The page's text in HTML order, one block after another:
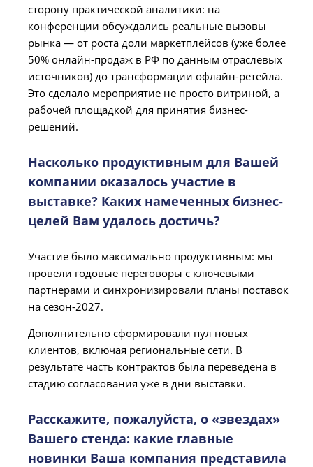
сторону практической аналитики: на
конференции обсуждались реальные вызовы
рынка — от роста доли маркетплейсов (уже более
50% онлайн-продаж в РФ по данным отраслевых
источников) до трансформации офлайн-ретейла.
Это сделало мероприятие не просто витриной, а
рабочей площадкой для принятия бизнес-
решений.
Насколько продуктивным для Вашей
компании оказалось участие в
выставке? Каких намеченных бизнес-
целей Вам удалось достичь?
Участие было максимально продуктивным: мы
провели годовые переговоры с ключевыми
партнерами и синхронизировали планы поставок
на сезон-2027.
Дополнительно сформировали пул новых
клиентов, включая региональные сети. В
результате часть контрактов была переведена в
стадию согласования уже в дни выставки.
Расскажите, пожалуйста, о «звездах»
Вашего стенда: какие главные
новинки Ваша компания представила